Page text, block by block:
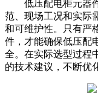
低压配电柜元器
范、现场工况和实际
和可维护性。只有严
件，才能确保低压配
全。在实际选型过程
的技术建议，不断优